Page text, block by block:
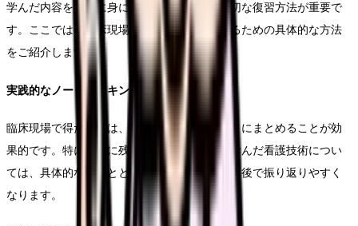
学んだ内容を確実に身につけるためには、適切な復習方法が重要で
す。ここでは、臨床現場での学びを定着させるための具体的な方法
をご紹介します。
実践的なノートテイキング
臨床現場で得た知識は、その日のうちにノートにまとめることが効
果的です。特に印象に残った症例や、新しく学んだ看護技術につい
ては、具体的な状況とともに記録することで、後で振り返りやすく
なります。